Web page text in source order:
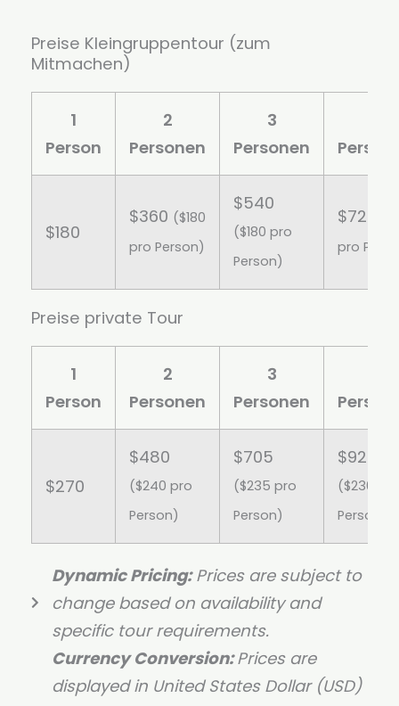
Preise Kleingruppentour (zum
Mitmachen)
1
Person
2
Personen
3
Personen
$180
$360 ($180
pro Person)
$540
($180 pro
Person)
$720
pro
Preise private Tour
1
Person
2
Personen
3
Personen
$270
$480
($240 pro
Person)
$705
($235 pro
Person)
$920
($230 pro
Person)
Dynamic Pricing:Prices are subject to
change based on availability and
specific tour requirements.
Currency Conversion:Prices are
displayed in United States Dollar (USD)